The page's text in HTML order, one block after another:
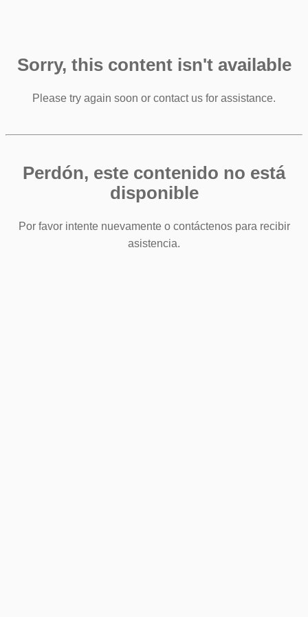
Sorry, this content isn't available
Please try again soon or contact us for assistance.
Perdón, este contenido no está
disponible
Por favor intente nuevamente o contáctenos para recibir
asistencia.